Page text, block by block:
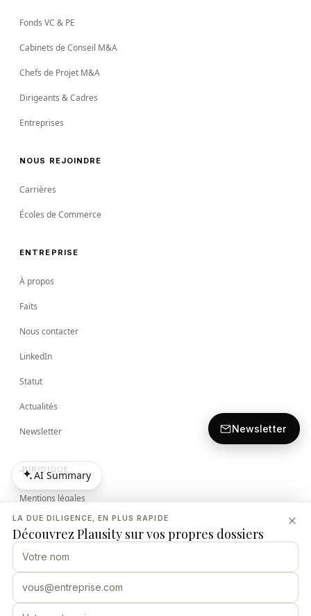
LA DUE DILIGENCE, EN PLUS RAPIDE
Découvrez Plausity sur vos propres dossiers
Fonds VC & PE
Cabinets de Conseil M&A
Chefs de Projet M&A
Dirigeants & Cadres
Entreprises
NOUS REJOINDRE
Carrières
Écoles de Commerce
ENTREPRISE
À propos
Faits
Nous contacter
LinkedIn
Statut
Actualités
Newsletter
JURIDIQUE
Mentions légales
Conditions
Politique de Sécurité
AI Summary
AI Summary
Newsletter